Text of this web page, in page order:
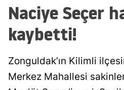
Naciye Seçer
kaybetti!
Zonguldak’ın Kilimli
Merkez Mahallesi